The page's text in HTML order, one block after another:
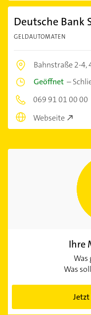
Deutsche Bank
GELDAUTOMATEN
Bahnstraße 2-4,
Geöffnet –
069 91 01 00 00
Webseite
Ihre
Was
Was
Jetzt